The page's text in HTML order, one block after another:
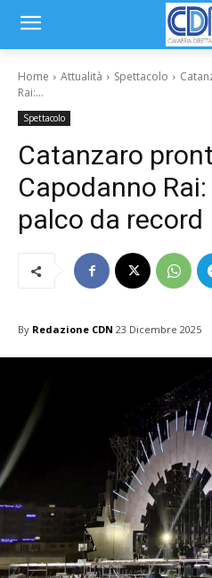
Home Attualità Spettacolo
Rai:...
Spettacolo
Catanzaro
Capodanno
palco da record
By Redazione CDN 23 Dicembre 2025